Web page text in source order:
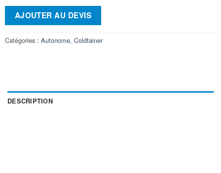
AJOUTER AU DEVIS
Catégories : Autonome, Coldtainer
DESCRIPTION